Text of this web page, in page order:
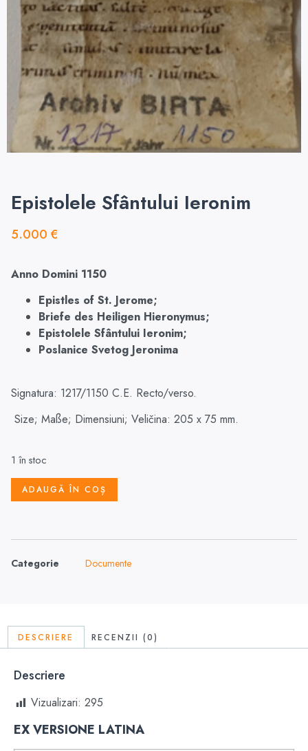
Epistolele Sfântului Ieronim
5.000 €
Anno Domini 1150
Epistles of St. Jerome;
Briefe des Heiligen Hieronymus;
Epistolele Sfântului Ieronim;
Poslanice Svetog Jeronima
Signatura: 1217/1150 C.E. Recto/verso.
Size; Maße; Dimensiuni; Veličina: 205 x 75 mm.
1 în stoc
ADAUGĂ ÎN COȘ
Categorie Documente
DESCRIERE RECENZII (0)
Descriere
Vizualizari: 295
EX VERSIONE LATINA